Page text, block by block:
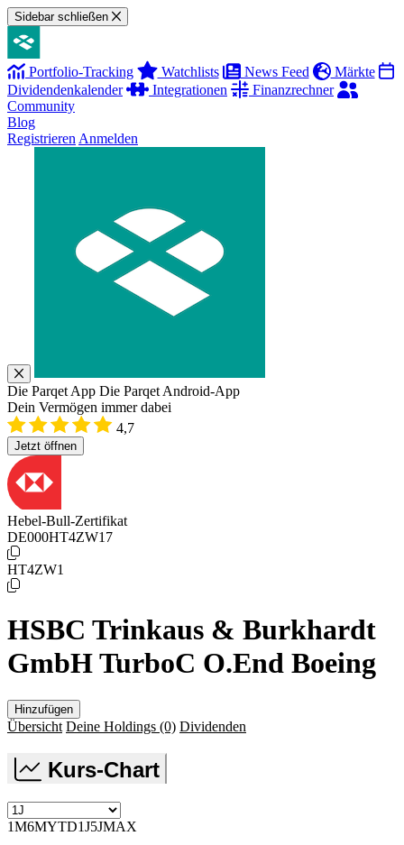
Sidebar schließen
Portfolio-Tracking Watchlists News Feed
Märkte
Dividendenkalender
Integrationen
Finanzrechner
Community
Blog
Registrieren Anmelden
Die Parqet App Die Parqet Android-App
Dein Vermögen immer dabei
4,7
Jetzt öffnen
Hebel-Bull-Zertifikat
DE000HT4ZW17
HT4ZW1
HSBC Trinkaus & Burkhardt
GmbH TurboC O.End Boeing
Hinzufügen
Übersicht Deine Holdings (0) Dividenden
Kurs-Chart
1M6MYTD1J5JMAX